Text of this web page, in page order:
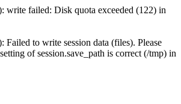
write failed: Disk quota exceeded (122) in
Failed to write session data (files). Please
of session.save_path is correct (/tmp) in